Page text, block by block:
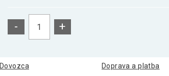
- +
Dovozca Doprava a platba